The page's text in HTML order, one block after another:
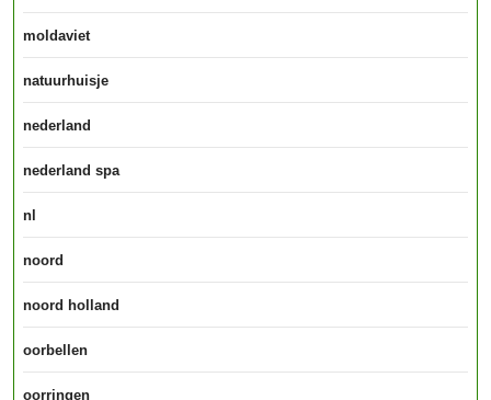
moldaviet
natuurhuisje
nederland
nederland spa
nl
noord
noord holland
oorbellen
oorringen